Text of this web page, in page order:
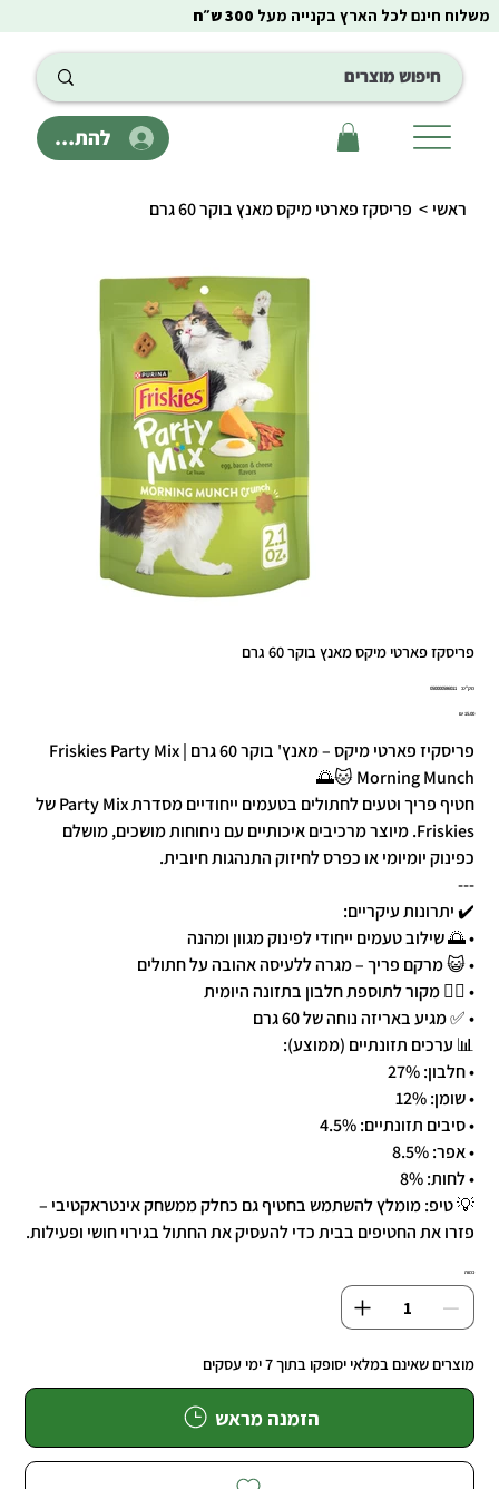
להתחבר
משלוח חינם לכל הארץ בקנייה מעל 300 ש״ח
ראשי > פריסקז פארטי מיקס מאנץ בוקר 60 גרם
פריסקז פארטי מיקס מאנץ בוקר 60 גרם
מק"ט:
מק"ט
050000586011
מחיר‏15.00 ‏₪
פריסקיז פארטי מיקס – מאנץ' בוקר 60 גרם | Friskies Party Mix
Morning Munch 🐱🌅
חטיף פריך וטעים לחתולים בטעמים ייחודיים מסדרת Party Mix של
Friskies. מיוצר מרכיבים איכותיים עם ניחוחות מושכים, מושלם
כפינוק יומיומי או כפרס לחיזוק התנהגות חיובית.
---
✔️ יתרונות עיקריים:
• 🌅 שילוב טעמים ייחודי לפינוק מגוון ומהנה
• 😺 מרקם פריך – מגרה ללעיסה אהובה על חתולים
• 🧑‍⚕️ מקור לתוספת חלבון בתזונה היומית
• ✅ מגיע באריזה נוחה של 60 גרם
📊 ערכים תזונתיים (ממוצע):
• חלבון: 27%
• שומן: 12%
• סיבים תזונתיים: 4.5%
• אפר: 8.5%
• לחות: 8%
💡 טיפ: מומלץ להשתמש בחטיף גם כחלק ממשחק אינטראקטיבי –
פזרו את החטיפים בבית כדי להעסיק את החתול בגירוי חושי ופעילות.
כמות
מוצרים שאינם במלאי יסופקו בתוך 7 ימי עסקים
הזמנה מראש